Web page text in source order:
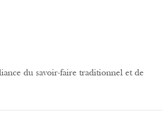
du savoir-faire traditionnel et de